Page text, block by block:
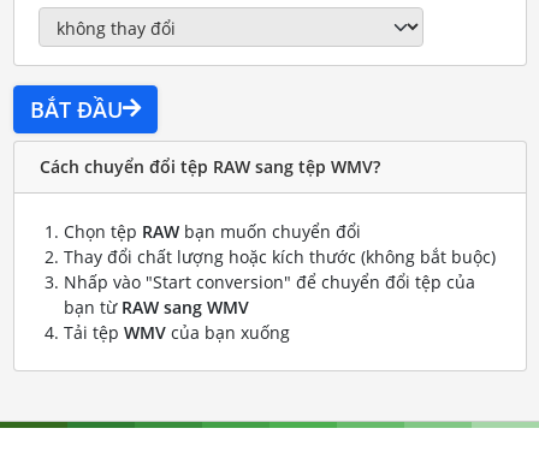
BẮT ĐẦU
Cách chuyển đổi tệp RAW sang tệp WMV?
Chọn tệp RAWbạn muốn chuyển đổi
Thay đổi chất lượng hoặc kích thước (không bắt buộc)
Nhấp vào "Start conversion" để chuyển đổi tệp của
bạn từ RAW sang WMV
Tải tệp WMVcủa bạn xuống